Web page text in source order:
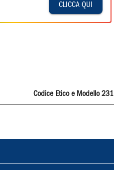
CLICCA QUI
Codice Etico e Modello 231